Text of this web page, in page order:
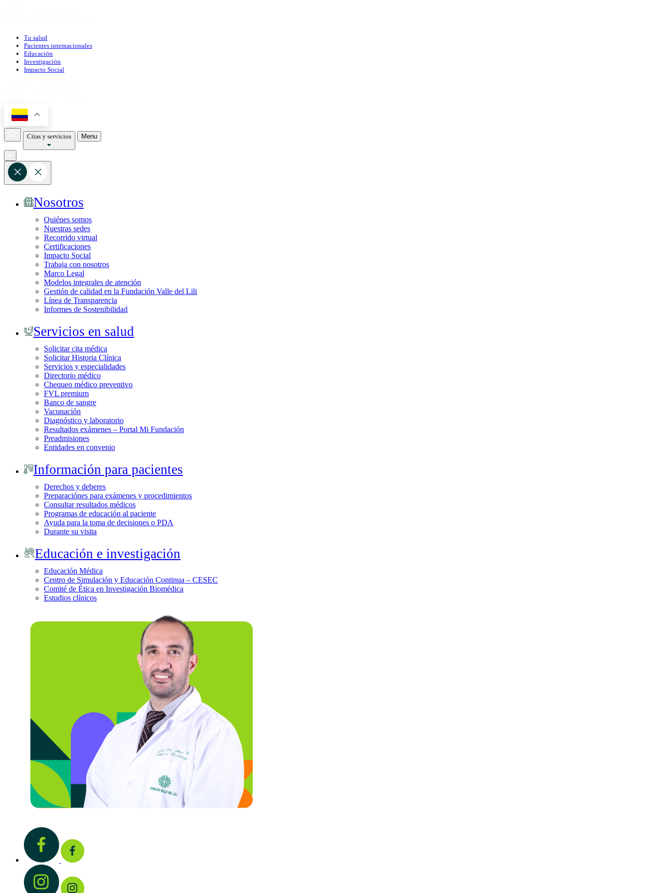
Tu salud
Pacientes internacionales
Educación
Investigación
Impacto Social
Citas y servicios Menu
Nosotros
Quiénes somos
Nuestras sedes
Recorrido virtual
Certificaciones
Impacto Social
Trabaja con nosotros
Marco Legal
Modelos integrales de atención
Gestión de calidad en la Fundación Valle del Lili
Línea de Transparencia
Informes de Sostenibilidad
Servicios en salud
Solicitar cita médica
Solicitar Historia Clínica
Servicios y especialidades
Directorio médico
Chequeo médico preventivo
FVL premium
Banco de sangre
Vacunación
Diagnóstico y laboratorio
Resultados exámenes – Portal Mi Fundación
Preadmisiones
Entidades en convenio
Información para pacientes
Derechos y deberes
Preparaciónes para exámenes y procedimientos
Consultar resultados médicos
Programas de educación al paciente
Ayuda para la toma de decisiones o PDA
Durante su visita
Educación e investigación
Educación Médica
Centro de Simulación y Educación Continua – CESEC
Comité de Ética en Investigación Biomédica
Estudios clínicos